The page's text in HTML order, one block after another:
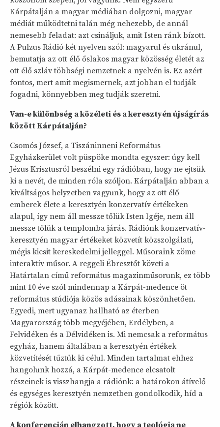
Kárpátalján a magyar médiában dolgozni, magyar
médiát működtetni talán még nehezebb, de annál
nemesebb feladat: azt csináljuk, amit Isten ránk bízott.
A Pulzus Rádió két nyelven szól: magyarul és ukránul,
bemutatja az ott élő őslakos magyar közösség életét az
ott élő szláv többségi nemzetnek a nyelvén is. Ez azért
fontos, mert amit megismernek, azt jobban el tudják
fogadni, könnyebben meg tudják szeretni.
Van-e különbség a közéleti és a keresztyén újságírás
között Kárpátalján?
Csomós József, a Tiszáninneni Református
Egyházkerület volt püspöke mondta egyszer: úgy kell
Jézus Krisztusról beszélni egy rádióban, hogy ne ejtsük
ki a nevét, de minden róla szóljon. Kárpátalján abban a
kiváltságos helyzetben vagyunk, hogy az ott élő
emberek élete a keresztyén konzervatív értékeken
alapul, így nem áll messze tőlük Isten Igéje, nem áll
messze tőlük a templomba járás. Rádiónk konzervatív-
keresztyén magyar értékeket közvetít közszolgálati,
mégis kicsit kereskedelmi jelleggel. Műsoraink zöme
interaktív műsor. A reggeli Ébresztőt követi a
Határtalan című református magazinműsorunk, ez több
mint 10 éve szól mindennap a Kárpát-medence öt
református stúdiója közös adásainak köszönhetően.
Egyedi, mert ugyanaz hallható az éterben
Magyarország több megyéjében, Erdélyben, a
Felvidéken és a Délvidéken is. Mi nemcsak a református
egyház, hanem általában a keresztyén értékek
közvetítését tűztük ki célul. Minden tartalmat ehhez
hangolunk hozzá, a Kárpát-medence elcsatolt
részeinek is visszhangja a rádiónk: a határokon átívelő
és egységes keresztyén nemzetben gondolkodik, híd a
régiók között.